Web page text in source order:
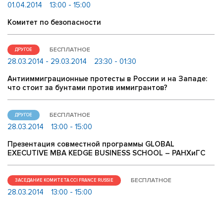
01.04.2014
13:00 - 15:00
Комитет по безопасности
ДРУГОЕ БЕСПЛАТНОЕ
28.03.2014 - 29.03.2014
23:30 - 01:30
Антииммиграционные протесты в России и на Западе:
что стоит за бунтами против иммигрантов?
ДРУГОЕ БЕСПЛАТНОЕ
28.03.2014
13:00 - 15:00
Презентация совместной программы GLOBAL
EXECUTIVE MBA KEDGE BUSINESS SCHOOL – РАНХиГС
ЗАСЕДАНИЕ КОМИТЕТА CCI FRANCE RUSSIE БЕСПЛАТНОЕ
28.03.2014
13:00 - 15:00